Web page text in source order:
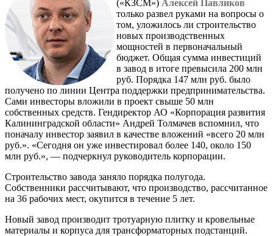
(«КЗСМ») Алексей Павликов
только развел руками на вопросы о
том, уложилось ли строительство
новых производственных
мощностей в первоначальный
бюджет. Общая сумма инвестиций
в завод в итоге превысила 200 млн
руб. Порядка 147 млн руб. было
получено по линии Центра поддержки предпринимательства.
Сами инвесторы вложили в проект свыше 50 млн
собственных средств. Гендиректор АО «Корпорация развития
Калининградской области» Андрей Толмачев вспомнил, что
поначалу инвестор заявил в качестве вложений «всего 20 млн
руб.». «Сегодня он уже инвестировал более 140, около 150
млн руб.», — подчеркнул руководитель корпорации.
Строительство завода заняло порядка полугода.
Собственники рассчитывают, что производство, рассчитанное
на 36 рабочих мест, окупится в течение 5 лет.
Новый завод производит тротуарную плитку и кровельные
материалы и корпуса для трансформаторных подстанций.